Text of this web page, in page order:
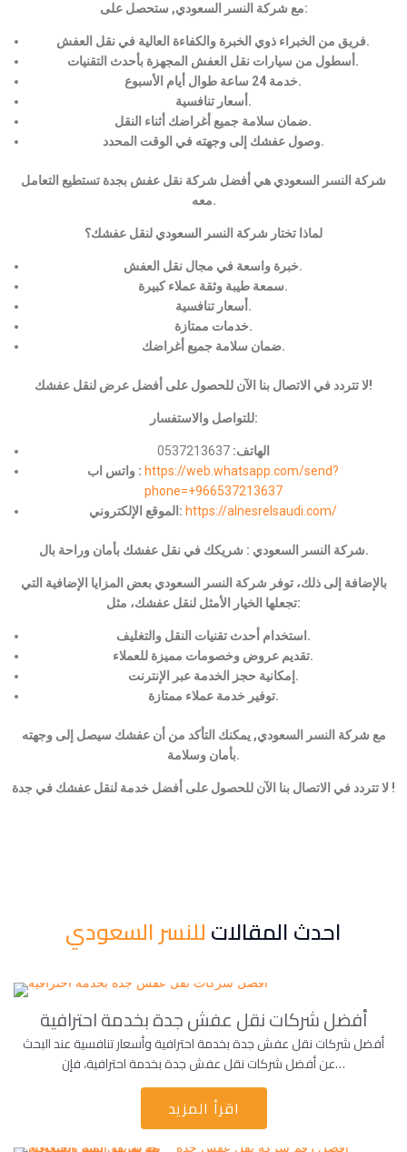
مع شركة النسر السعودي, ستحصل على:
فريق من الخبراء ذوي الخبرة والكفاءة العالية في نقل العفش.
أسطول من سيارات نقل العفش المجهزة بأحدث التقنيات.
خدمة 24 ساعة طوال أيام الأسبوع.
أسعار تنافسية.
ضمان سلامة جميع أغراضك أثناء النقل.
وصول عفشك إلى وجهته في الوقت المحدد.
شركة النسر السعودي هي أفضل شركة نقل عفش بجدة تستطيع التعامل
معه.
لماذا تختار شركة النسر السعودي لنقل عفشك؟
خبرة واسعة في مجال نقل العفش.
سمعة طيبة وثقة عملاء كبيرة.
أسعار تنافسية.
خدمات ممتازة.
ضمان سلامة جميع أغراضك.
لا تتردد في الاتصال بنا الآن للحصول على أفضل عرض لنقل عفشك!
للتواصل والاستفسار:
الهاتف: 0537213637
واتس اب : https://web.whatsapp.com/send?
phone=+966537213637
الموقع الإلكتروني: https://alnesrelsaudi.com/
شركة النسر السعودي : شريكك في نقل عفشك بأمان وراحة بال.
بالإضافة إلى ذلك، توفر شركة النسر السعودي بعض المزايا الإضافية التي
تجعلها الخيار الأمثل لنقل عفشك، مثل:
استخدام أحدث تقنيات النقل والتغليف.
تقديم عروض وخصومات مميزة للعملاء.
إمكانية حجز الخدمة عبر الإنترنت.
توفير خدمة عملاء ممتازة.
مع شركة النسر السعودي, يمكنك التأكد من أن عفشك سيصل إلى وجهته
بأمان وسلامة.
لا تتردد في الاتصال بنا الآن للحصول على أفضل خدمة لنقل عفشك في جدة !
احدث المقالاتللنسر السعودي
أفضل شركات نقل عفش جدة بخدمة احترافية
أفضل شركات نقل عفش جدة بخدمة احترافية وأسعار تنافسية عند البحث
عن أفضل شركات نقل عفش جدة بخدمة احترافية، فإن…
اقرأ المزيد